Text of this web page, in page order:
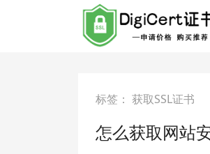
标签： 获取SSL证书
怎么获取网站